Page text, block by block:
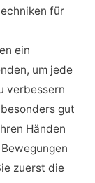
für
ein
um jede
verbessern
gut
Händen
zuerst die